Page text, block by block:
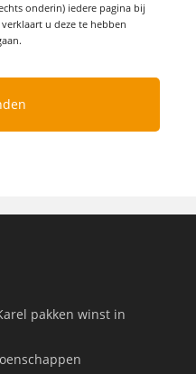
onderin) iedere pagina bij
u deze te hebben
pakken winst in